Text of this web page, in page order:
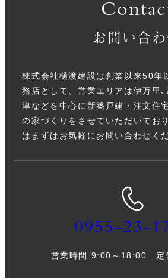
お問い合
株式会社樋渡建設は創業以来50年
務店として、営業エリアは伊万里
津などを中心に新築戸建・注文住
の家づくりをさせていただいてお
はまずはお気軽にお問い合わせく
0955-23-
営業時間 9:00～18:00 定